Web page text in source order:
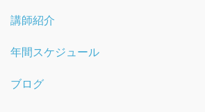
講師紹介
年間スケジュール
ブログ